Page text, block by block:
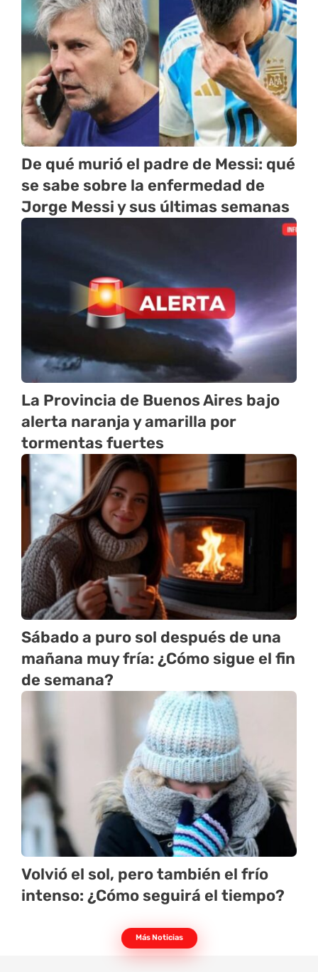
De qué murió el padre de Messi: qué
se sabe sobre la enfermedad de
Jorge Messi y sus últimas semanas
La Provincia de Buenos Aires bajo
alerta naranja y amarilla por
tormentas fuertes
Sábado a puro sol después de una
mañana muy fría: ¿Cómo sigue el fin
de semana?
Volvió el sol, pero también el frío
intenso: ¿Cómo seguirá el tiempo?
Más Noticias